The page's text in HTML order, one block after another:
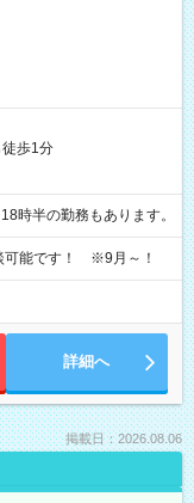
徒歩1分
半の勤務もあります。
能です！ ※9月～！
詳細へ
掲載日：2026.08.06